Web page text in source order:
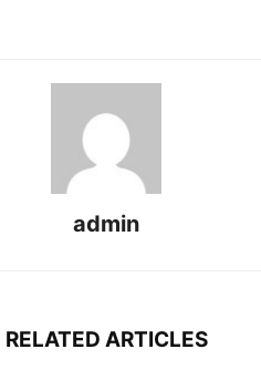
admin
RELATED ARTICLES